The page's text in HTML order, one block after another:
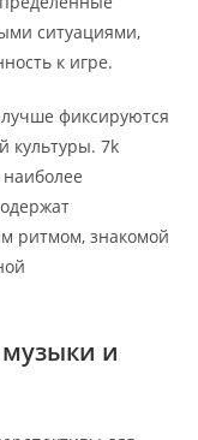
ситуациями,
к игре.
фиксируются
культуры. 7k
ритмом, знакомой
и